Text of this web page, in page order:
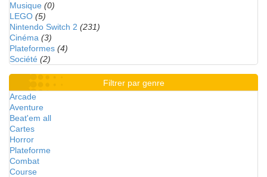
Musique (0)
LEGO (5)
Nintendo Switch 2 (231)
Cinéma (3)
Plateformes (4)
Société (2)
Filtrer par genre
Arcade
Aventure
Beat'em all
Cartes
Horror
Plateforme
Combat
Course